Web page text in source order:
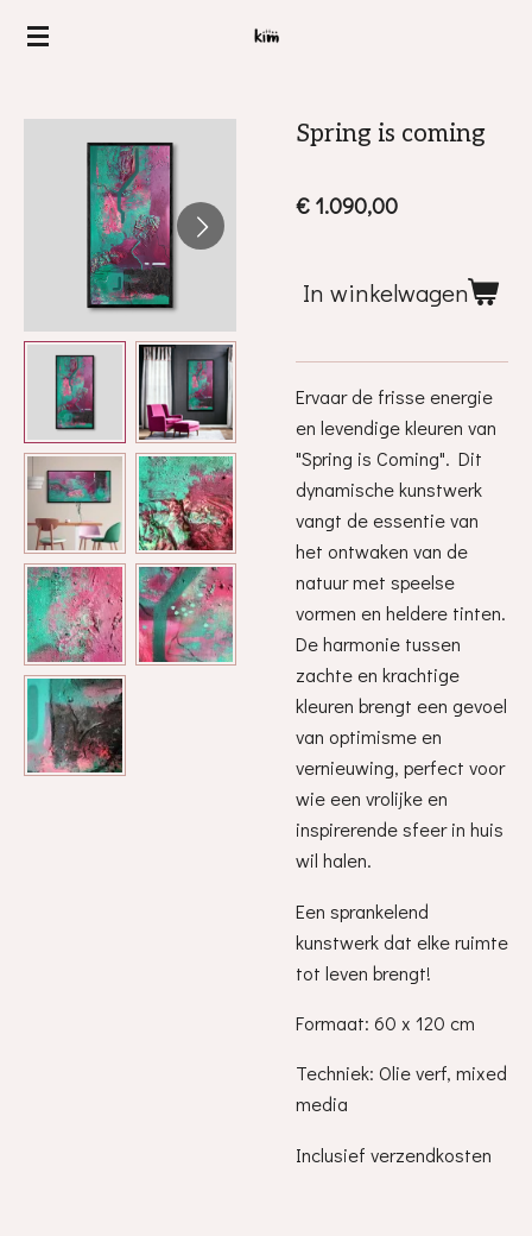
Ga
de
hoofdinhoud
Spring is coming
€ 1.090,00
In winkelwagen
Ervaar de frisse energie
en levendige kleuren van
"Spring is Coming". Dit
dynamische kunstwerk
vangt de essentie van
het ontwaken van de
natuur met speelse
vormen en heldere tinten.
De harmonie tussen
zachte en krachtige
kleuren brengt een gevoel
van optimisme en
vernieuwing, perfect voor
wie een vrolijke en
inspirerende sfeer in huis
wil halen.
Een sprankelend
kunstwerk dat elke ruimte
tot leven brengt!
Formaat: 60 x 120 cm
Techniek: Olie verf, mixed
media
Inclusief verzendkosten